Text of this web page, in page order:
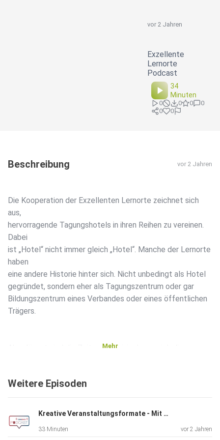
vor 2 Jahren
Exzellente
Lernorte
Podcast
34
Minuten
0 0 0
0
0
0
Beschreibung vor 2 Jahren
Die Kooperation der Exzellenten Lernorte zeichnet sich
aus,
hervorragende Tagungshotels in ihren Reihen zu vereinen.
Dabei
ist „Hotel“ nicht immer gleich „Hotel“. Manche der Lernorte
haben
eine andere Historie hinter sich. Nicht unbedingt als Hotel
gegründet, sondern eher als Tagungszentrum oder gar
Bildungszentrum eines Verbandes oder eines öffentlichen
Trägers.
Aber längst sind die Zeiten vorbei, in denen sich diese
Markt halten könnten. Ganz viele dieser früheren
haben eine Wandlung hin zum hochwertigen Hotelbetrieb
hinter sich
bringen müssen. Manche sind daran gescheitert oder sind
Mehr
Weitere Episoden
Kreative Veranstaltungsformate - Mit Gerald Nowak und Jahannes Hausen
33 Minuten vor 2 Jahren